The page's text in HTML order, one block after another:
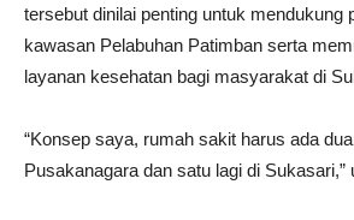
tersebut dinilai penting untuk mendukung
kawasan Pelabuhan Patimban serta
layanan kesehatan bagi masyarakat di
“Konsep saya, rumah sakit harus ada
Pusakanagara dan satu lagi di Sukasari,”